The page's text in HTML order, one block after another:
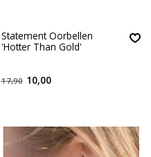
Statement Oorbellen
'Hotter Than Gold'
17,90 10,00